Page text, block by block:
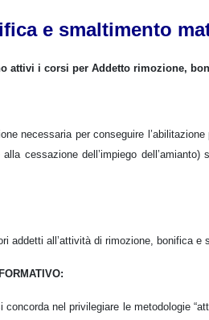
e smaltimento
attivi i corsi per Addetto rimozione,
necessaria per conseguire
cessazione dell’impiego
addetti all’attività di rimozione, bonifica
nel privilegiare le metodologie